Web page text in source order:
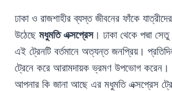
ঢাকা ও রাজশাহীর ব্যস্ত জীবনের ফাঁকে
উঠেছে মধুমতি এক্সপ্রেস। ঢাকা থেকে পদ্মা
এই ট্রেনটি বর্তমানে অত্যন্ত জনপ্রিয়।
ট্রেনে করে আরামদায়ক ভ্রমণ উপভোগ
আপনার কি জানা আছে এর মধুমতি এক্সপ্রেস